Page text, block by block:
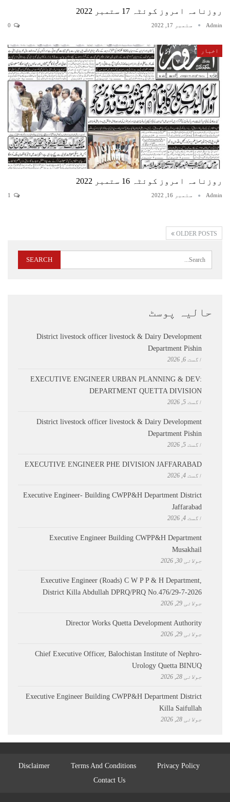
روزنامہ امروز کوئٹہ 17 ستمبر 2022
Admin ستمبر 17, 2022
اخبار
روزنامہ امروز کوئٹہ 16 ستمبر 2022
Admin ستمبر 16, 2022
OLDER POSTS
حالیہ پوسٹ
District livestock officer livestock & Dairy Development
Department Pishin
اگست 6, 2026
EXECUTIVE ENGINEER URBAN PLANNING & DEV:
DEPARTMENT QUETTA DIVISION
اگست 5, 2026
District livestock officer livestock & Dairy Development
Department Pishin
اگست 5, 2026
EXECUTIVE ENGINEER PHE DIVISION JAFFARABAD
اگست 4, 2026
Executive Engineer- Building CWPP&H Department District
Jaffarabad
اگست 4, 2026
Executive Engineer Building CWPP&H Department
Musakhail
جولائی 30, 2026
Executive Engineer (Roads) C W P P & H Department,
District Killa Abdullah ​DPRQ/PRQ No.476/29-7-2026
جولائی 29, 2026
Director Works Quetta Development Authority
جولائی 29, 2026
Chief Executive Officer, Balochistan Institute of Nephro-
Urology Quetta BINUQ
جولائی 28, 2026
Executive Engineer Building CWPP&H Department District
Killa Saifullah
جولائی 28, 2026
Privacy Policy
Terms And Conditions
Disclaimer
Contact Us